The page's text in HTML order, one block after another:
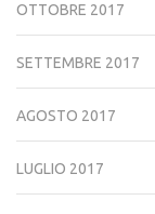
OTTOBRE 2017
SETTEMBRE 2017
AGOSTO 2017
LUGLIO 2017